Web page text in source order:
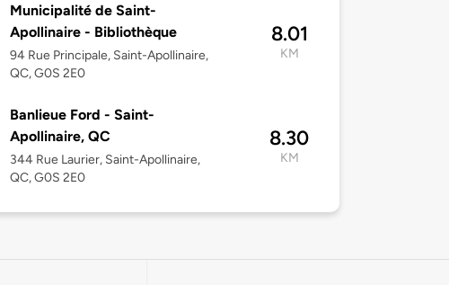
Municipalité de Saint-
Apollinaire - Bibliothèque
94 Rue Principale, Saint-Apollinaire,
QC, G0S 2E0
8.01
KM
Banlieue Ford - Saint-
Apollinaire, QC
344 Rue Laurier, Saint-Apollinaire,
QC, G0S 2E0
8.30
KM